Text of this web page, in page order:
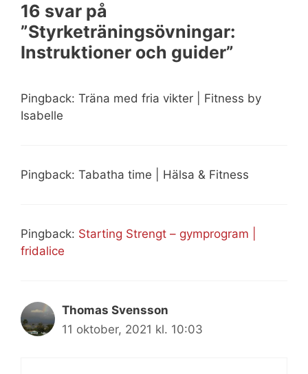
16 svar på
”Styrketräningsövningar:
Instruktioner och guider”
Pingback: Träna med fria vikter | Fitness by
Isabelle
Pingback: Tabatha time | Hälsa & Fitness
Pingback: Starting Strengt – gymprogram |
fridalice
Thomas Svensson
11 oktober, 2021 kl. 10:03